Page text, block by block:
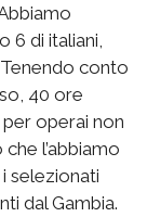
6 di italiani,
conto
40 ore
operai non
l’abbiamo
selezionati
dal Gambia.